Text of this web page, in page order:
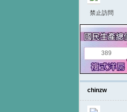
禁止訪問
389
chinzw